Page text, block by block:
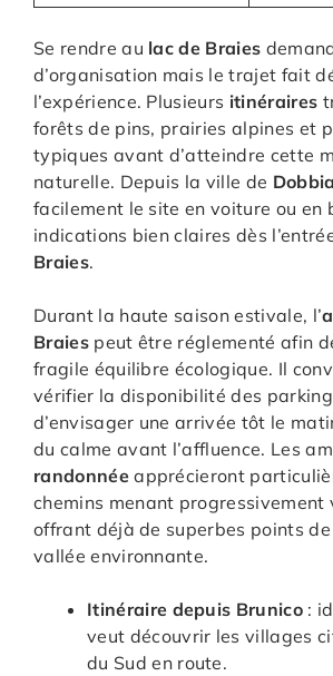
Se rendre au lac de Braies
d’organisation mais le trajet fait
l’expérience. Plusieurs itinéraires
forêts de pins, prairies alpines et
typiques avant d’atteindre cette
naturelle. Depuis la ville de
facilement le site en voiture ou en
indications bien claires dès
Braies.
Durant la haute saison estivale, l’
Braiespeut être réglementé afin
fragile équilibre écologique. Il
vérifier la disponibilité des
d’envisager une arrivée tôt le
du calme avant l’affluence. Les
randonnéeapprécieront
chemins menant progressivement
offrant déjà de superbes points
vallée environnante.
Itinéraire depuis Brunico :
veut découvrir les villages
du Sud en route.